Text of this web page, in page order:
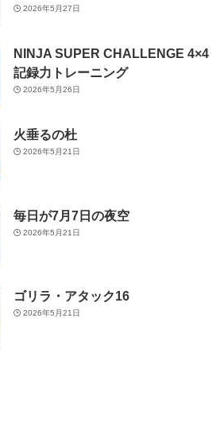
2026年5月27日
NINJA SUPER CHALLENGE 4×4
記録力トレーニング
2026年5月26日
火垂るの杜
2026年5月21日
毎日が7月7日の夜空
2026年5月21日
ゴリラ・アタック16
2026年5月21日